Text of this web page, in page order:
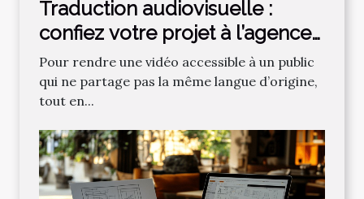
Traduction audiovisuelle :
confiez votre projet à l’agence
Sinaï Trad !
Pour rendre une vidéo accessible à un public
qui ne partage pas la même langue d’origine,
tout en...